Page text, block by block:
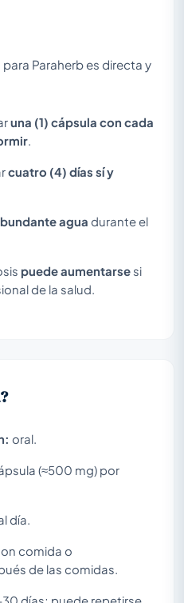
Paraherb es directa y
una (1) cápsula con cada
cuatro (4) días sí y
agua durante el
puede aumentarse si
de la salud.
oral.
(≈500 mg) por
día.
comida o
de las comidas.